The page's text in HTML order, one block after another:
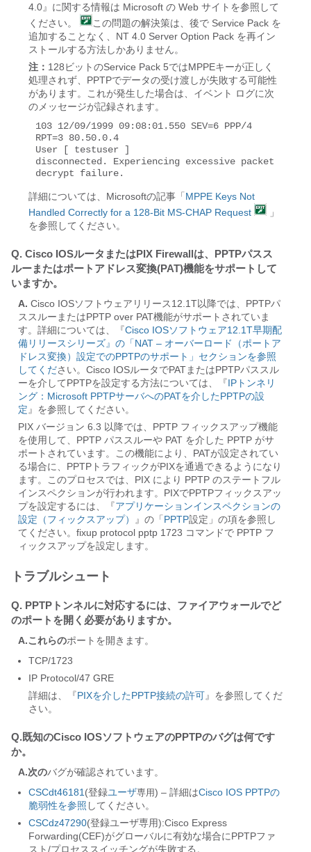
4.0』に関する情報は Microsoft の Web サイトを参照して
ください。
この問題の解決策は、後で Service Pack を
追加することなく、NT 4.0 Server Option Pack を再イン
ストールする方法しかありません。
注： 128ビットのService Pack 5ではMPPEキーが正しく
処理されず、PPTPでデータの受け渡しが失敗する可能性
があります。これが発生した場合は、イベント ログに次
のメッセージが記録されます。
103 12/09/1999 09:08:01.550 SEV=6 PPP/4
RPT=3 80.50.0.4
User [ testuser ]
disconnected. Experiencing excessive packet
decrypt failure.
詳細については、Microsoftの記事「 MPPE Keys Not
Handled Correctly for a 128-Bit MS-CHAP Request
」
を参照してください。
Q. Cisco IOSルータまたはPIX Firewallは、PPTPパスス
ルーまたはポートアドレス変換(PAT)機能をサポートして
いますか。
A. Cisco IOSソフトウェアリリース12.1T以降では、PPTPパ
ススルーまたはPPTP over PAT機能がサポートされていま
す。詳細については、『Cisco IOSソフトウェア12.1T早期配
備リリースシリーズ』の「NAT – オーバーロード（ポートア
ドレス変換）設定でのPPTPのサポート」セクションを参照
してください。Cisco IOSルータでPATまたはPPTPパススル
ーを介してPPTPを設定する方法については、『IPトンネリ
ング：Microsoft PPTPサーバへのPATを介したPPTPの設
定 』を参照してください。
PIX バージョン 6.3 以降では、PPTP フィックスアップ機能
を使用して、PPTP パススルーや PAT を介した PPTP がサ
ポートされています。この機能により、PATが設定されてい
る場合に、PPTPトラフィックがPIXを通過できるようになり
ます。このプロセスでは、PIX により PPTP のステートフル
インスペクションが行われます。PIXでPPTPフィックスアッ
プを設定するには、『アプリケーションインスペクションの
設定（フィックスアップ）
』の「 PPTP設定」の項を参照し
てください。fixup protocol pptp 1723 コマンドで PPTP フ
ィックスアップを設定します。
トラブルシュート
Q. PPTPトンネルに対応するには、ファイアウォールでど
のポートを開く必要がありますか。
A.これらのポートを開きます。
TCP/1723
IP Protocol/47 GRE
詳細は、『PIXを介したPPTP接続の許可』を参照してくだ
さい。
Q.既知のCisco IOSソフトウェアのPPTPのバグは何です
か。
A.次のバグが確認されています。
CSCdt46181 (登録ユーザ専用) – 詳細はCisco IOS PPTPの
脆弱性を参照 してください。
CSCdz47290(登録ユーザ専用):Cisco Express
Forwarding(CEF)がグローバルに有効な場合にPPTPファ
スト/プロセススイッチングが失敗する。